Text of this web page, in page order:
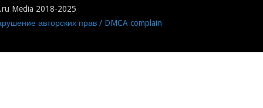
Media 2018-2025
авторских прав / DMCA complain